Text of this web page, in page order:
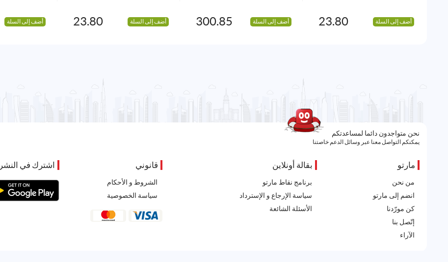
أضف إلى السلة 23.80 أضف إلى السلة 300.85 أضف إلى السلة 23.80 أضف إلى السلة
نحن متواجدون دائما لمساعدتكم
يمكنكم التواصل معنا عبر وسائل الدعم خاصتنا
مارتو
من نحن
انضم إلى مارتو
كن مورّدنا
إتّصل بنا
الآراء
بقالة أونلاين
برنامج نقاط مارتو
سياسة الإرجاع و الإسترداد
الأسئلة الشائعة
قانوني
الشروط و الأحكام
سياسة الخصوصية
اشترك في